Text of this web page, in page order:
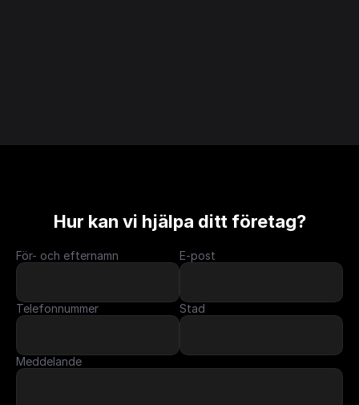
Hur kan vi hjälpa ditt företag?
För- och efternamn E-post
Telefonnummer Stad
Meddelande